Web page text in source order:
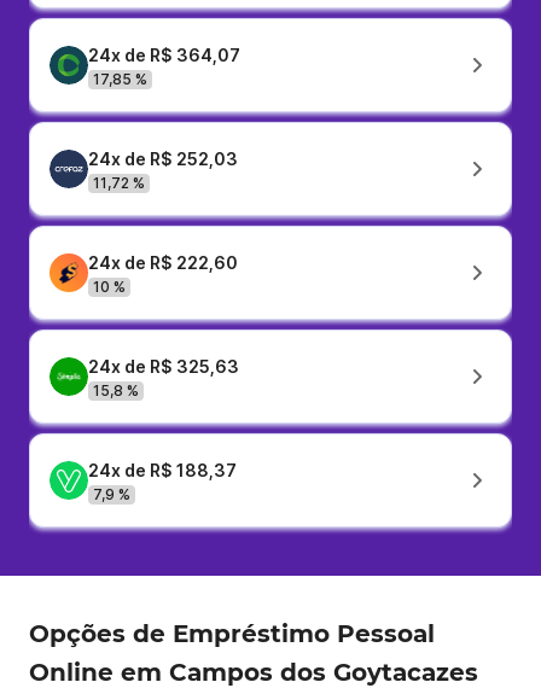
24x de R$ 364,07
17,85 %
24x de R$ 252,03
11,72 %
24x de R$ 222,60
10 %
24x de R$ 325,63
15,8 %
24x de R$ 188,37
7,9 %
Opções de Empréstimo Pessoal
Online em Campos dos Goytacazes